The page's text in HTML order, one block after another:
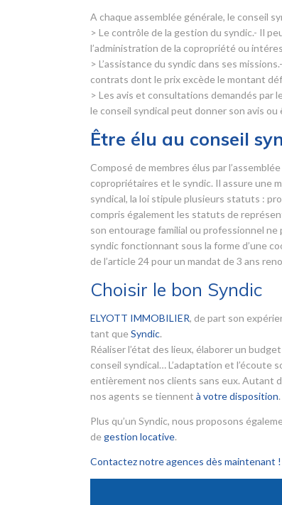
A chaque assemblée générale, le conseil
> Le contrôle de la gestion du syndic.- Il
l’administration de la copropriété ou
> L’assistance du syndic dans ses
contrats dont le prix excède le montant
> Les avis et consultations demandés
le conseil syndical peut donner son avis
Être élu au conseil
Composé de membres élus par
copropriétaires et le syndic. Il assure une
syndical, la loi stipule plusieurs statuts :
compris également les statuts de
son entourage familial ou professionnel ne
syndic fonctionnant sous la forme d’une
de l’article 24 pour un mandat de 3 ans
Choisir le bon Syndic
ELYOTT IMMOBILIER, de part son
tant que Syndic.
Réaliser l’état des lieux, élaborer un
conseil syndical… L’adaptation et
entièrement nos clients sans eux. Autant
nos agents se tiennent à votre disposition.
Plus qu’un Syndic, nous proposons
de gestion locative.
Contactez notre agences dès maintenant !